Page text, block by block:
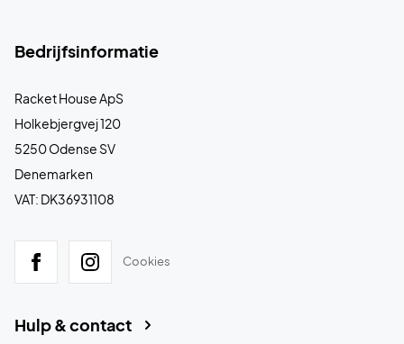
Kleur:Wit en blauw.
Bedrijfsinformatie
Racket House ApS
Holkebjergvej 120
5250 Odense SV
Denemarken
VAT: DK36931108
Cookies
Hulp & contact